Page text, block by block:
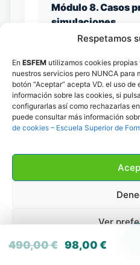
Respetamos
En ESFEM utilizamos cookies
nuestros servicios pero NUNCA para
botón “Aceptar” acepta VD. el uso
información sobre las cookies, si
configurarlas así como rechazarlas
puede consultar más información
de cookies – Escuela Superior de
Ver
Política de cookies
490,00€ El precio
98,00€ El
Módulo 8. Casos
simulaciones
Módulo 9.
multidisciplinaria
ESFEM:
formadora
ESFEM está dada de
de Justicia como